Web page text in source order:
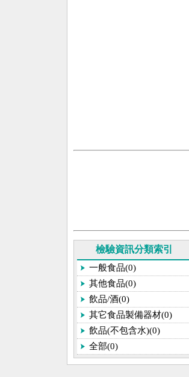
檢驗資訊分類索引
一般食品(0)
其他食品(0)
飲品/酒(0)
其它食品製備器材(0)
飲品(不包含水)(0)
全部(0)